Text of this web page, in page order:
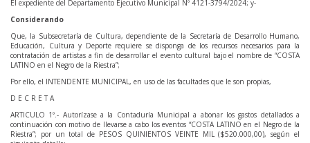
El expediente del Departamento Ejecutivo Municipal Nº 4121-3794/2024; y-
Considerando
Que, la Subsecretaría de Cultura, dependiente de la Secretaría de Desarrollo Humano,
Educación, Cultura y Deporte requiere se disponga de los recursos necesarios para la
contratación de artistas a fin de desarrollar el evento cultural bajo el nombre de “COSTA
LATINO en el Negro de la Riestra”;
Por ello, el INTENDENTE MUNICIPAL, en uso de las facultades que le son propias,
D E C R E T A
ARTICULO 1º.- Autorízase a la Contaduría Municipal a abonar los gastos detallados a
continuación con motivo de llevarse a cabo los eventos “COSTA LATINO en el Negro de la
Riestra”; por un total de PESOS QUINIENTOS VEINTE MIL ($520.000,00), según el